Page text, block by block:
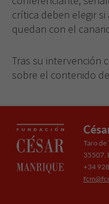
crítica deben elegir
quedan con el
Tras su intervención
sobre el contenido
Taro de
35507.
+34